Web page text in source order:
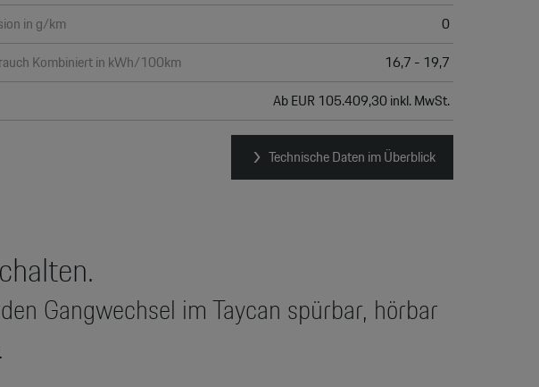
in g/km
0
Kombiniert in kWh/100km
16,7 - 19,7
Ab EUR 105.409,30 inkl. MwSt.
Technische Daten im Überblick
Gangwechsel im Taycan spürbar, hörbar